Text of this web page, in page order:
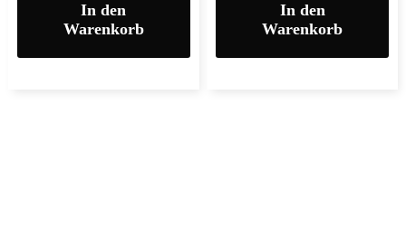
In den
Warenkorb
In den
Warenkorb